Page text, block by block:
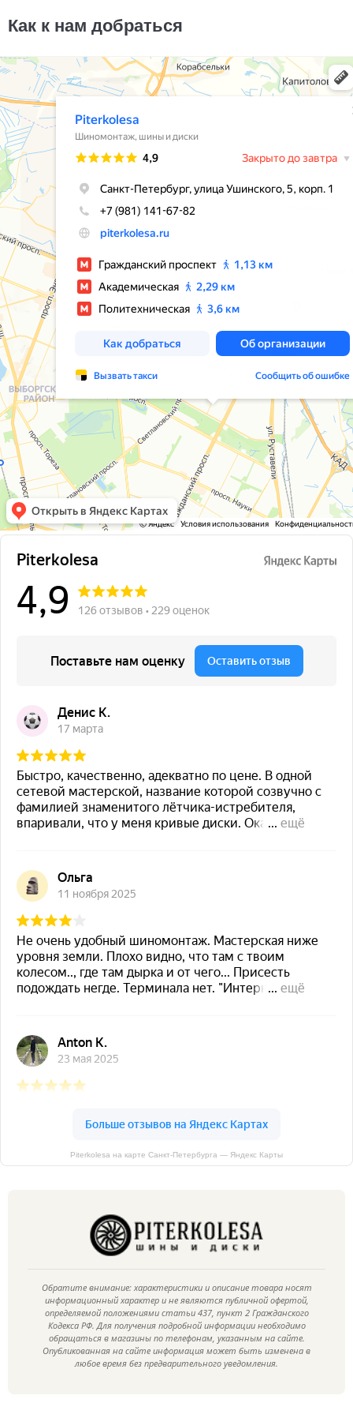
Как к нам добраться
Piterkolesa на карте Санкт‑Петербурга — Яндекс Карты
Обратите внимание: характеристики и описание товара носят
информационный характер и не являются публичной офертой,
определяемой положениями статьи 437, пункт 2 Гражданского
Кодекса РФ. Для получения подробной информации необходимо
обращаться в магазины по телефонам, указанным на сайте.
Опубликованная на сайте информация может быть изменена в
любое время без предварительного уведомления.